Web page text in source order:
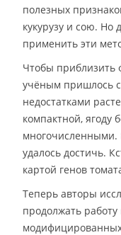
полезных
кукурузу и сою. Но
применить эти
Чтобы приблизить
учёным пришлось
недостатками
компактной, ягоду
многочисленными.
удалось достичь.
картой генов
Теперь авторы
продолжать